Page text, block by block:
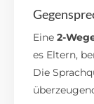
Eine2-
es Eltern,
Die